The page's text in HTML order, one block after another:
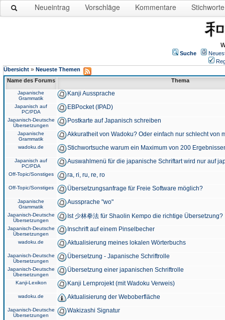
Neueintrag Vorschläge Kommentare Stichworte
Suche
Übersicht » Neueste Themen
Name des Forums
Thema
Japanische
Grammatik
Kanji Aussprache
Japanisch auf
PC/PDA
EBPocket (IPAD)
Japanisch-Deutsche
Übersetzungen
Postkarte auf Japanisch schreiben
Japanische
Grammatik
Akkuratheit von Wadoku? Oder einfach nur schlecht von
wadoku.de Stichwortsuche warum ein Maximum von 200
Japanisch auf
PC/PDA
Auswahlmenü für die japanische Schriftart wird nur auf
Off-Topic/Sonstiges ra, ri, ru, re, ro
Off-Topic/Sonstiges Übersetzungsanfrage für Freie Software möglich?
Japanische
Grammatik
Aussprache "wo"
Japanisch-Deutsche
Übersetzungen
Ist 少林拳法 für Shaolin Kempo die richtige Übersetzung?
Japanisch-Deutsche
Übersetzungen
Inschrift auf einem Pinselbecher
wadoku.de Aktualisierung meines lokalen Wörterbuchs
Japanisch-Deutsche
Übersetzungen
Übersetzung - Japanische Schriftrolle
Japanisch-Deutsche
Übersetzungen
Übersetzung einer japanischen Schriftrolle
Kanji-Lexikon Kanji Lernprojekt (mit Wadoku Verweis)
wadoku.de Aktualisierung der Weboberfläche
Japanisch-Deutsche
Übersetzungen
Wakizashi Signatur